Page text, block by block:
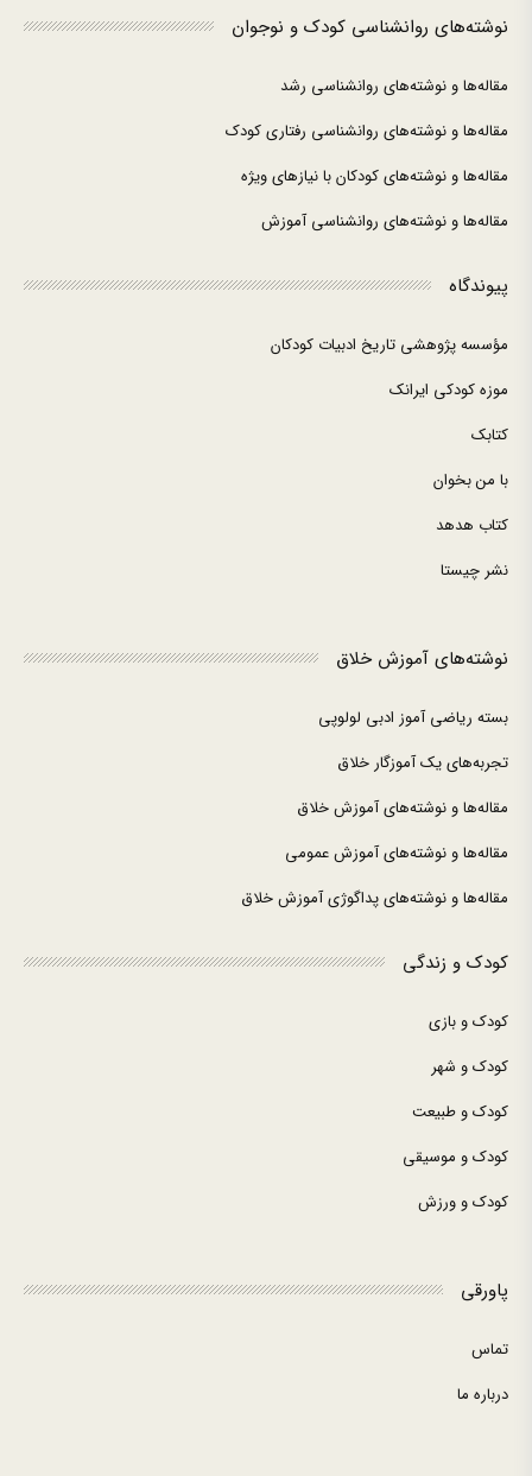
نوشته‌های روانشناسی کودک و نوجوان
مقاله‌ها و نوشته‌های روانشناسی رشد
مقاله‌ها و نوشته‌های روانشناسی رفتاری کودک
مقاله‌ها و نوشته‌های کودکان با نیازهای ویژه
مقاله‌ها و نوشته‌های روانشناسی آموزش
پیوندگاه
مؤسسه پژوهشی تاریخ ادبیات کودکان
موزه کودکی ایرانک
کتابک
با من بخوان
کتاب هدهد
نشر چیستا
نوشته‌های آموزش خلاق
بسته ریاضی آموز ادبی لولوپی
تجربه‌های یک آموزگار خلاق
مقاله‌ها و نوشته‌های آموزش خلاق
مقاله‌ها و نوشته‌های آموزش عمومی
مقاله‌ها و نوشته‌های پداگوژی آموزش خلاق
کودک و زندگی
کودک و بازی
کودک و شهر
کودک و طبیعت
کودک و موسیقی
کودک و ورزش
پاورقی
تماس
درباره ما